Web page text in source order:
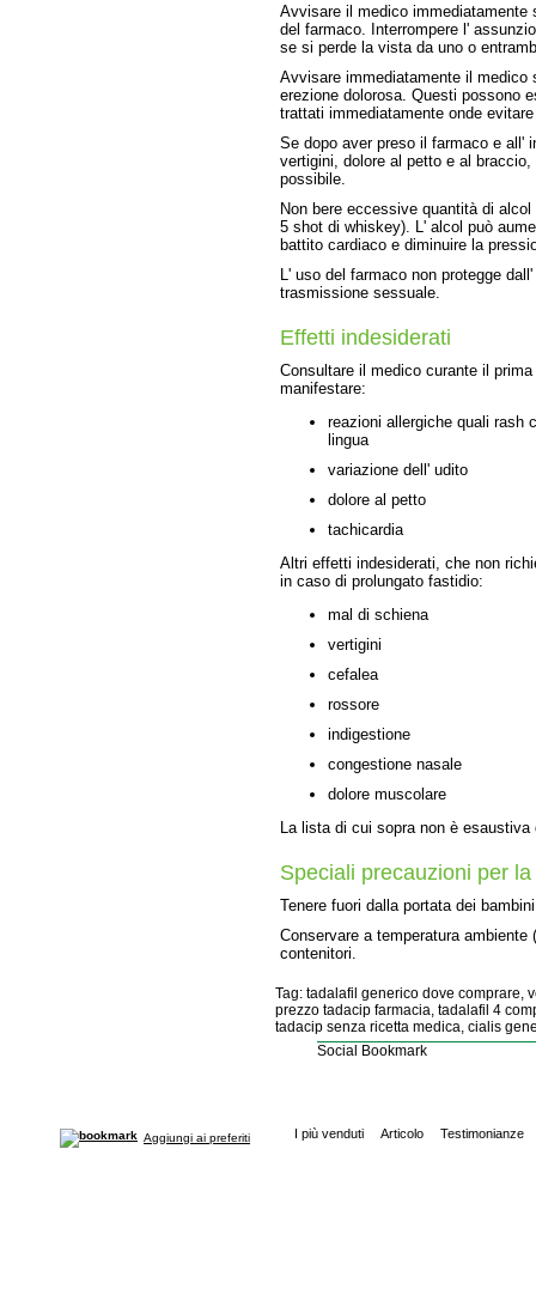
Avvisare il medico immediatamente
del farmaco. Interrompere l'
se si perde la vista da uno o
Avvisare immediatamente il medico
erezione dolorosa. Questi possono
trattati immediatamente onde
Se dopo aver preso il farmaco e all'
vertigini, dolore al petto e al
possibile.
Non bere eccessive quantità di
5 shot di whiskey). L' alcol può
battito cardiaco e diminuire la
L' uso del farmaco non protegge
trasmissione sessuale.
Effetti indesiderati
Consultare il medico curante il
manifestare:
reazioni allergiche quali rash
lingua
variazione dell' udito
dolore al petto
tachicardia
Altri effetti indesiderati, che non
in caso di prolungato fastidio:
mal di schiena
vertigini
cefalea
rossore
indigestione
congestione nasale
dolore muscolare
La lista di cui sopra non è
Speciali precauzioni per
Tenere fuori dalla portata dei
Conservare a temperatura
contenitori.
Tag: tadalafil generico dove comprare,
prezzo tadacip farmacia, tadalafil 4
tadacip senza ricetta medica, cialis
Social Bookmark
Aggiungi ai preferiti I più venduti Articolo Testimonianze